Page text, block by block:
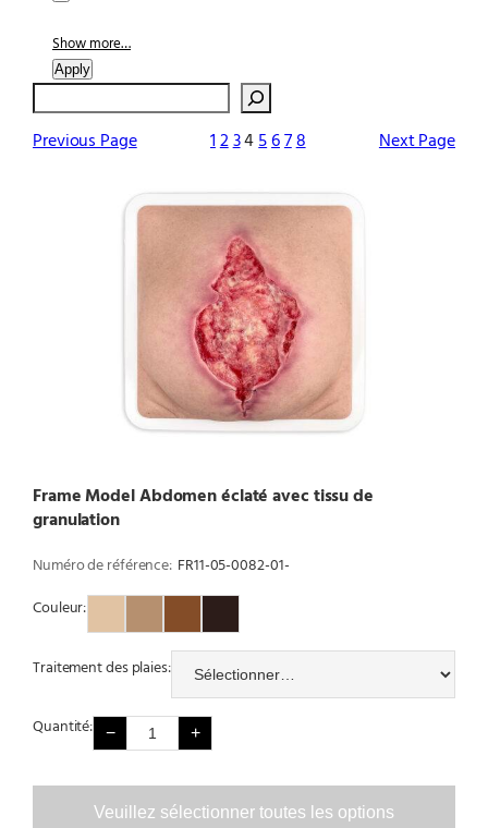
Show more…
Apply
Search
Previous Page
12345678 Next Page
Frame Model Abdomen éclaté avec tissu de
granulation
Numéro de référence: FR11-05-0082-01-
Couleur:
Traitement des plaies:
Quantité: − +
Veuillez sélectionner toutes les options